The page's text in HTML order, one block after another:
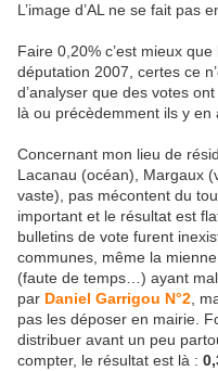
L’image d’AL ne se fait pas
Faire 0,20% c’est mieux
députation 2007, certes ce
d’analyser que des votes
là ou précèdemment ils y en
Concernant mon lieu de
Lacanau (océan), Margaux
vaste), pas mécontent du
important et le résultat est
bulletins de vote furent
communes, même la
(faute de temps…) ayant
par Daniel Garrigou N°2 ,
pas les déposer en mairie.
distribuer avant un peu
compter, le résultat est là :